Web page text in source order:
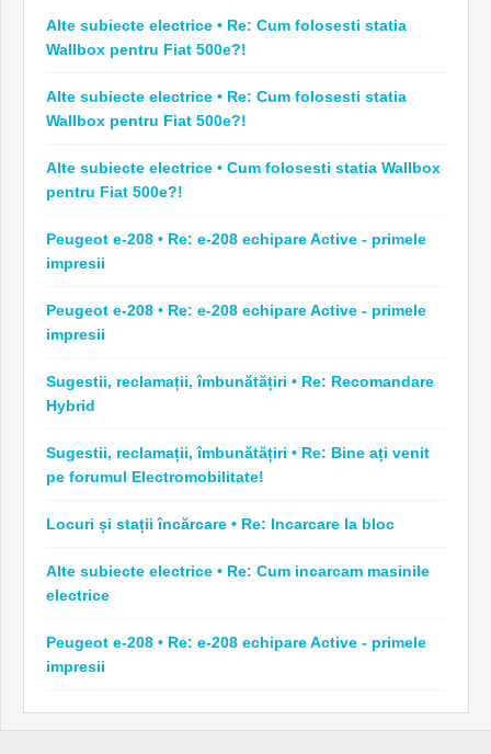
Alte subiecte electrice • Re: Cum folosesti statia
Wallbox pentru Fiat 500e?!
Alte subiecte electrice • Re: Cum folosesti statia
Wallbox pentru Fiat 500e?!
Alte subiecte electrice • Cum folosesti statia Wallbox
pentru Fiat 500e?!
Peugeot e-208 • Re: e-208 echipare Active - primele
impresii
Peugeot e-208 • Re: e-208 echipare Active - primele
impresii
Sugestii, reclamații, îmbunătățiri • Re: Recomandare
Hybrid
Sugestii, reclamații, îmbunătățiri • Re: Bine ați venit
pe forumul Electromobilitate!
Locuri și stații încărcare • Re: Incarcare la bloc
Alte subiecte electrice • Re: Cum incarcam masinile
electrice
Peugeot e-208 • Re: e-208 echipare Active - primele
impresii